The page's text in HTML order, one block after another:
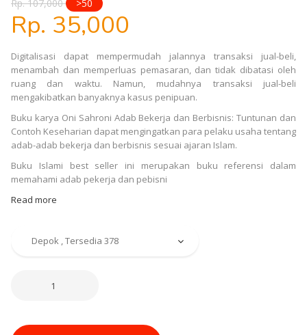
Rp. 107,000 >50
Rp. 35,000
Digitalisasi dapat mempermudah jalannya transaksi jual-beli,
menambah dan memperluas pemasaran, dan tidak dibatasi oleh
ruang dan waktu. Namun, mudahnya transaksi jual-beli
mengakibatkan banyaknya kasus penipuan.
Buku karya Oni Sahroni Adab Bekerja dan Berbisnis: Tuntunan dan
Contoh Keseharian dapat mengingatkan para pelaku usaha tentang
adab-adab bekerja dan berbisnis sesuai ajaran Islam.
Buku Islami best seller ini merupakan buku referensi dalam
memahami adab pekerja dan pebisni
Read more